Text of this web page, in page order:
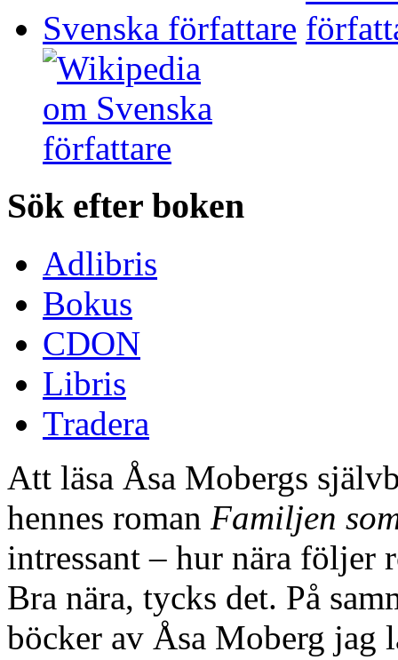
Svenska författare
Sök efter boken
Adlibris
Bokus
CDON
Libris
Tradera
Att läsa Åsa Mobergs
hennes roman Familjen
intressant – hur nära följer
Bra nära, tycks det. På
böcker av Åsa Moberg jag